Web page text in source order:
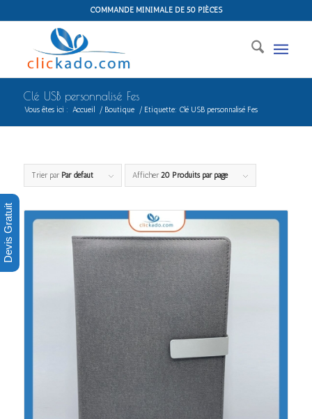
COMMANDE MINIMALE DE 50 PIÈCES
Clé USB personnalisé Fes
Vous êtes ici : Accueil / Boutique / Etiquette: Clé USB personnalisé Fes
Trier par Par défaut Afficher 20 Produits par page
Devis Gratuit